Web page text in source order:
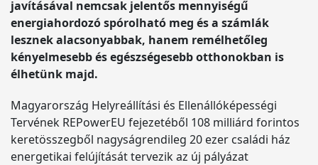
javításával nemcsak jelentős mennyiségű
energiahordozó spórolható meg és a számlák
lesznek alacsonyabbak, hanem remélhetőleg
kényelmesebb és egészségesebb otthonokban is
élhetünk majd.
Magyarország Helyreállítási és Ellenállóképességi
Tervének REPowerEU fejezetéből 108 milliárd forintos
keretösszegből nagyságrendileg 20 ezer családi ház
energetikai felújítását tervezik az új pályázat